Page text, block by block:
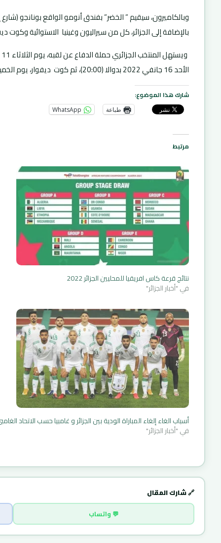
وبالكاميرون، سيقيم ” الخضر” بفندق أنومو الواقع بونانجو
بالإضافة إلى الجزائر، كل من سيراليون وغينيا الاستوائية وكوت
الأحد 16 جانفي 2022 بدوالا (20:00)، ثم كوت ديفوار، يوم الخميس 20 جانفي 2022 في نفس الملعب ( 17:00).
شارك هذا الموضوع:
طباعة WhatsApp
مرتبط
نتائج قرعة كاس افريقيا للمحليين الجزائر 2022
في "أخبار الجزائر"
أسباب الغاء إلغاء المباراة الودية بين الجزائر و غامبيا حسب الاتحاد
في "أخبار الجزائر"
🔗 شارك المقال
💬 واتساب